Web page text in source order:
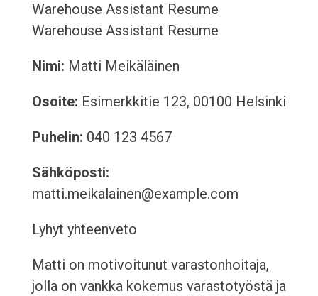
Warehouse Assistant Resume
Warehouse Assistant Resume
Nimi: Matti Meikäläinen
Osoite: Esimerkkitie 123, 00100 Helsinki
Puhelin: 040 123 4567
Sähköposti:
matti.meikalainen@example.com
Lyhyt yhteenveto
Matti on motivoitunut varastonhoitaja,
jolla on vankka kokemus varastotyöstä ja